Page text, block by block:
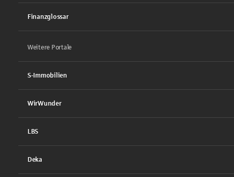
Finanzglossar
Weitere Portale
S-Immobilien
WirWunder
LBS
Deka